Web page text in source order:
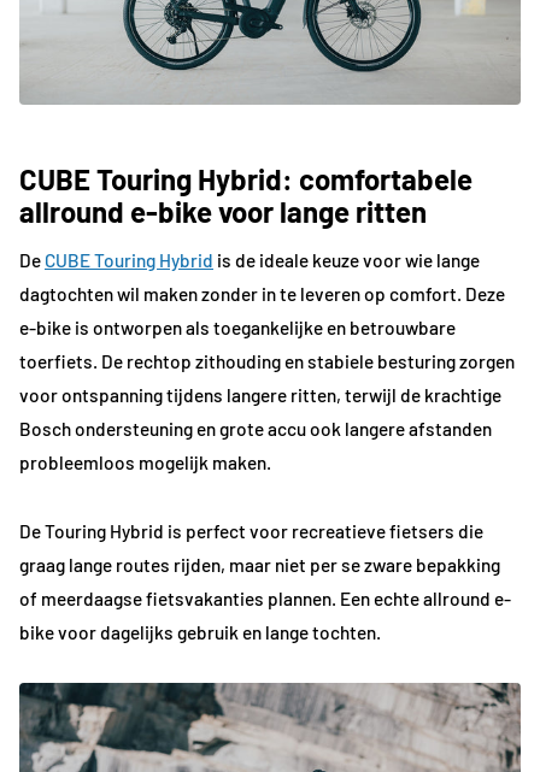
CUBE Touring Hybrid: comfortabele
allround e-bike voor lange ritten
De CUBE Touring Hybrid is de ideale keuze voor wie lange
dagtochten wil maken zonder in te leveren op comfort. Deze
e-bike is ontworpen als toegankelijke en betrouwbare
toerfiets. De rechtop zithouding en stabiele besturing zorgen
voor ontspanning tijdens langere ritten, terwijl de krachtige
Bosch ondersteuning en grote accu ook langere afstanden
probleemloos mogelijk maken.
De Touring Hybrid is perfect voor recreatieve fietsers die
graag lange routes rijden, maar niet per se zware bepakking
of meerdaagse fietsvakanties plannen. Een echte allround e-
bike voor dagelijks gebruik en lange tochten.